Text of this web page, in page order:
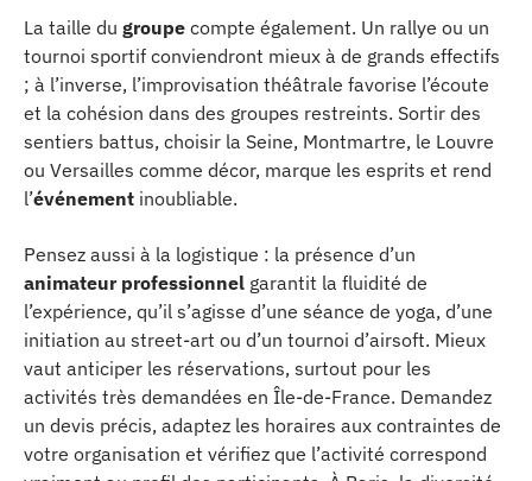
La taille du groupe compte également. Un rallye ou un
tournoi sportif conviendront mieux à de grands effectifs
; à l’inverse, l’improvisation théâtrale favorise l’écoute
et la cohésion dans des groupes restreints. Sortir des
sentiers battus, choisir la Seine, Montmartre, le Louvre
ou Versailles comme décor, marque les esprits et rend
l’événement inoubliable.
Pensez aussi à la logistique : la présence d’un
animateur professionnel garantit la fluidité de
l’expérience, qu’il s’agisse d’une séance de yoga, d’une
initiation au street-art ou d’un tournoi d’airsoft. Mieux
vaut anticiper les réservations, surtout pour les
activités très demandées en Île-de-France. Demandez
un devis précis, adaptez les horaires aux contraintes de
votre organisation et vérifiez que l’activité correspond